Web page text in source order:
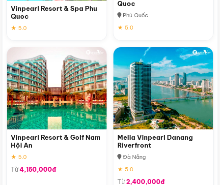
Vinpearl Resort & Spa Phu
Quoc
★ 5.0
Quoc
Phú Quốc
★ 5.0
Vinpearl Resort & Golf Nam
Hội An
★ 5.0
Từ4,150,000đ
Melia Vinpearl Danang
Riverfront
Đà Nẵng
★ 5.0
Từ2,400,000đ